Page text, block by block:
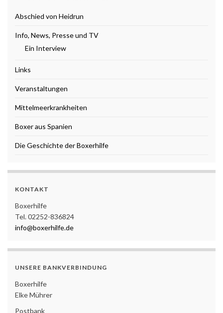
Abschied von Heidrun
Info, News, Presse und TV
Ein Interview
Links
Veranstaltungen
Mittelmeerkrankheiten
Boxer aus Spanien
Die Geschichte der Boxerhilfe
KONTAKT
Boxerhilfe
Tel. 02252-836824
info@boxerhilfe.de
UNSERE BANKVERBINDUNG
Boxerhilfe
Elke Mührer
Postbank